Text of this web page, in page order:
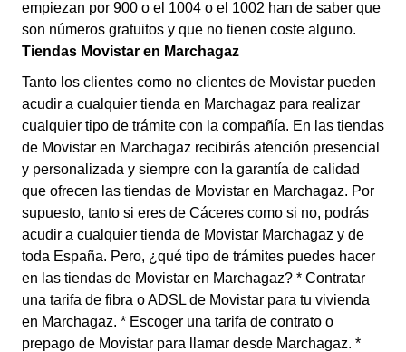
empiezan por 900 o el 1004 o el 1002 han de saber que
son números gratuitos y que no tienen coste alguno.
Tiendas Movistar en Marchagaz
Tanto los clientes como no clientes de Movistar pueden
acudir a cualquier tienda en Marchagaz para realizar
cualquier tipo de trámite con la compañía. En las tiendas
de Movistar en Marchagaz recibirás atención presencial
y personalizada y siempre con la garantía de calidad
que ofrecen las tiendas de Movistar en Marchagaz. Por
supuesto, tanto si eres de Cáceres como si no, podrás
acudir a cualquier tienda de Movistar Marchagaz y de
toda España. Pero, ¿qué tipo de trámites puedes hacer
en las tiendas de Movistar en Marchagaz? * Contratar
una tarifa de fibra o ADSL de Movistar para tu vivienda
en Marchagaz. * Escoger una tarifa de contrato o
prepago de Movistar para llamar desde Marchagaz. *